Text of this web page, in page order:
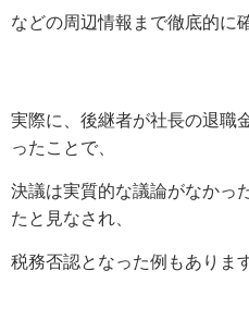
などの周辺情報まで徹底的に
実際に、後継者が社長の退職
ったことで、
決議は実質的な議論がなかっ
たと見なされ、
税務否認となった例もあります